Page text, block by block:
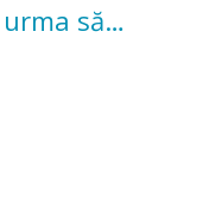
să
an